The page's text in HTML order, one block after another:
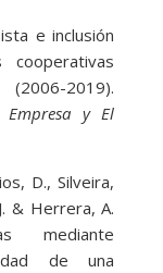
e inclusión
2019).
y El
D., Silveira,
& Herrera, A.
mediante
de una